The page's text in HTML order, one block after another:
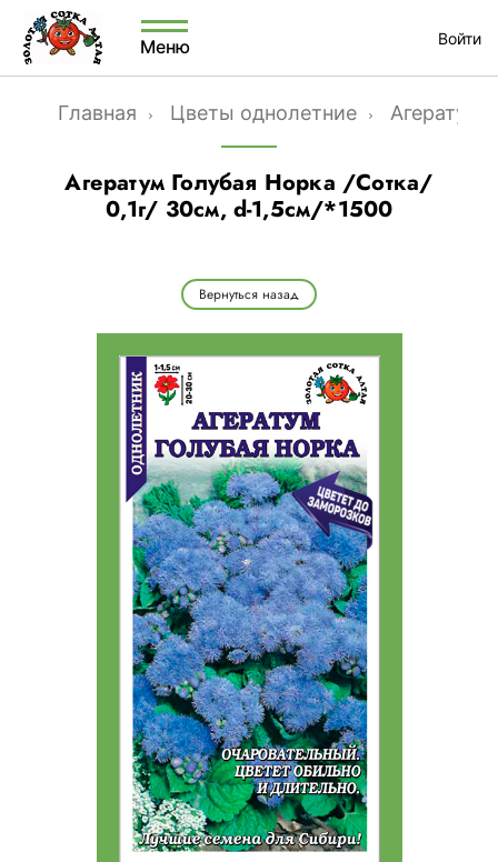
Меню Войти
Главная Цветы однолетние Агератум
Агератум Голубая Норка /Сотка/
0,1г/ 30см, d-1,5см/*1500
Вернуться назад